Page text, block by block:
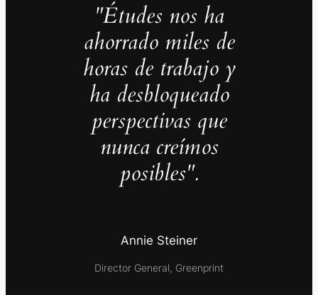
"Études nos ha
ahorrado miles de
horas de trabajo y
ha desbloqueado
perspectivas que
nunca creímos
posibles".
Annie Steiner
Director General, Greenprint